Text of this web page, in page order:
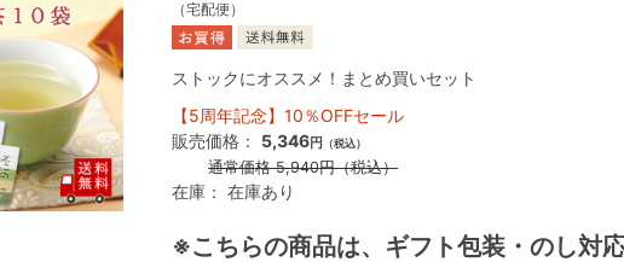
（宅配便）
ストックにオススメ！まとめ買いセット
【5周年記念】10％OFFセール
販売価格：
5,346円 （税込）
通常価格5,940円（税込）
在庫： 在庫あり
※こちらの商品は、ギフト包装・のし対